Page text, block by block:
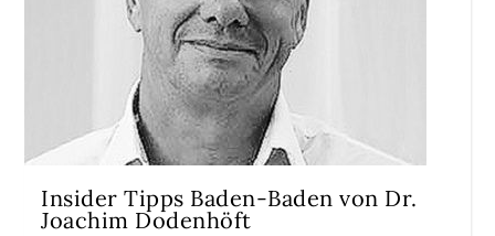
Insider Tipps Baden-Baden von Dr.
Joachim Dodenhöft